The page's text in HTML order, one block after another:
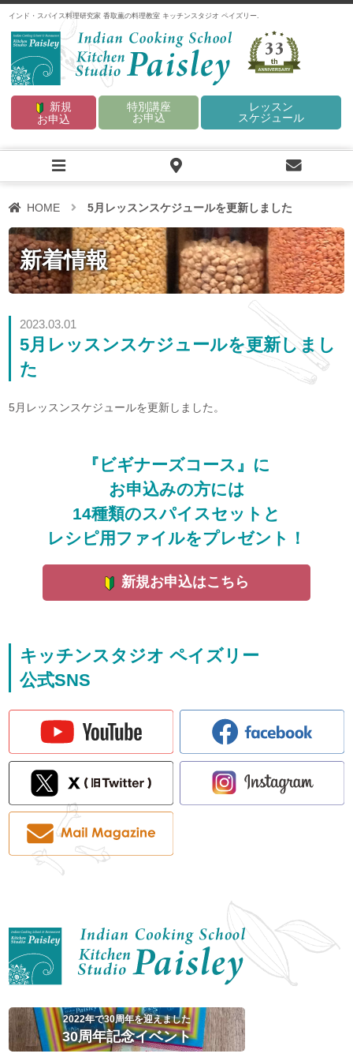
インド・スパイス料理研究家 香取薫の料理教室 キッチンスタジオ ペイズリー.
33
新規
お申込
特別講座
お申込
レッスン
スケジュール
HOME 5月レッスンスケジュールを更新しました
新着情報
2023.03.01
5月レッスンスケジュールを更新しまし
た
5月レッスンスケジュールを更新しました。
『ビギナーズコース』に
お申込みの方には
14種類のスパイスセットと
レシピ用ファイルをプレゼント！
新規お申込はこちら
キッチンスタジオ ペイズリー
公式SNS
2022年で30周年を迎えました
30周年記念イベント